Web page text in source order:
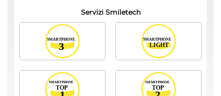
Servizi Smiletech